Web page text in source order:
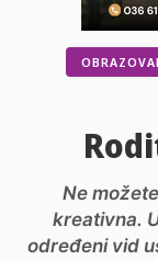
Ne
kreativna.
određeni vid